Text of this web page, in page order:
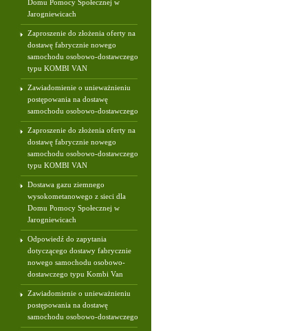
Domu Pomocy Społecznej w
Jarogniewicach
Zaproszenie do złożenia oferty na
dostawę fabrycznie nowego
samochodu osobowo-dostawczego
typu KOMBI VAN
Zawiadomienie o unieważnieniu
postępowania na dostawę
samochodu osobowo-dostawczego
Zaproszenie do złożenia oferty na
dostawę fabrycznie nowego
samochodu osobowo-dostawczego
typu KOMBI VAN
Dostawa gazu ziemnego
wysokometanowego z sieci dla
Domu Pomocy Społecznej w
Jarogniewicach
Odpowiedź do zapytania
dotyczącego dostawy fabrycznie
nowego samochodu osobowo-
dostawczego typu Kombi Van
Zawiadomienie o unieważnieniu
postępowania na dostawę
samochodu osobowo-dostawczego